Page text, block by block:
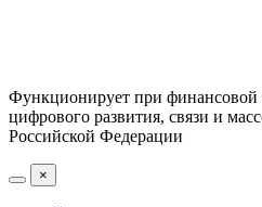
Функционирует при финансовой
цифрового развития, связи и
Российской Федерации
×